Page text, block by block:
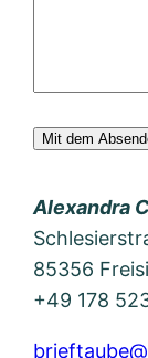
Alexandra
85356
+49 178